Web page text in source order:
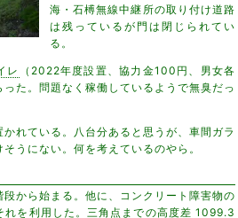
海・石榑無線中継所の取り付け道路
は残っているが門は閉じられてい
る。
レ
（2022年度設置、協力金100円、男女各
た。問題なく稼働しているようで無臭だっ
れている。八台分あると思うが、車間ガラ
うにない。何を考えているのやら。
から始まる。他に、コンクリート障害物の
れを利用した。三角点までの高度差 1099.3